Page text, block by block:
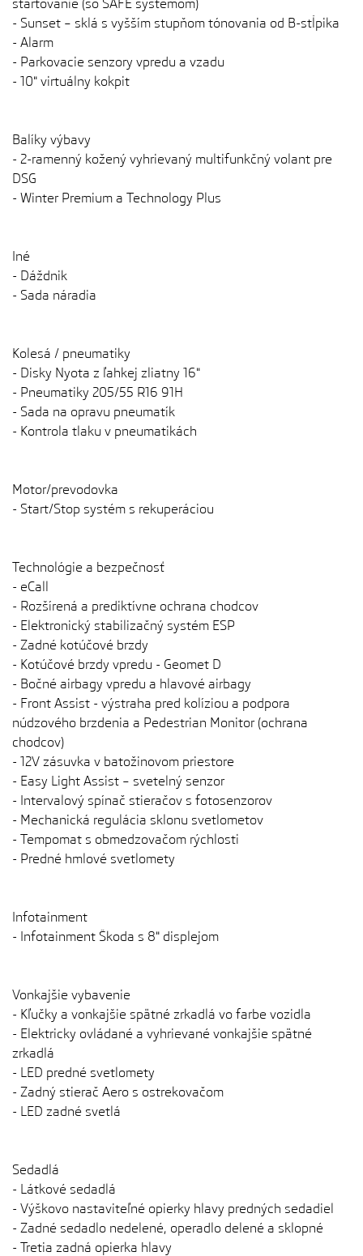
štartovanie (so SAFE systémom)
- Sunset – sklá s vyšším stupňom tónovania od B-stĺpika
- Alarm
- Parkovacie senzory vpredu a vzadu
- 10" virtuálny kokpit
Balíky výbavy
- 2-ramenný kožený vyhrievaný multifunkčný volant pre
DSG
- Winter Premium a Technology Plus
Iné
- Dáždnik
- Sada náradia
Kolesá / pneumatiky
- Disky Nyota z ľahkej zliatny 16"
- Pneumatiky 205/55 R16 91H
- Sada na opravu pneumatík
- Kontrola tlaku v pneumatikách
Motor/prevodovka
- Start/Stop systém s rekuperáciou
Technológie a bezpečnosť
- eCall
- Rozšírená a prediktívne ochrana chodcov
- Elektronický stabilizačný systém ESP
- Zadné kotúčové brzdy
- Kotúčové brzdy vpredu - Geomet D
- Bočné airbagy vpredu a hlavové airbagy
- Front Assist - výstraha pred kolíziou a podpora
núdzového brzdenia a Pedestrian Monitor (ochrana
chodcov)
- 12V zásuvka v batožinovom priestore
- Easy Light Assist – svetelný senzor
- Intervalový spínač stieračov s fotosenzorov
- Mechanická regulácia sklonu svetlometov
- Tempomat s obmedzovačom rýchlosti
- Predné hmlové svetlomety
Infotainment
- Infotainment Škoda s 8" displejom
Vonkajšie vybavenie
- Kľučky a vonkajšie spätné zrkadlá vo farbe vozidla
- Elektricky ovládané a vyhrievané vonkajšie spätné
zrkadlá
- LED predné svetlomety
- Zadný stierač Aero s ostrekovačom
- LED zadné svetlá
Sedadlá
- Látkové sedadlá
- Výškovo nastaviteľné opierky hlavy predných sedadiel
- Zadné sedadlo nedelené, operadlo delené a sklopné
- Tretia zadná opierka hlavy